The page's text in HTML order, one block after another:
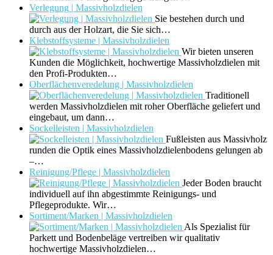
Verlegung | Massivholzdielen
Sie bestehen durch und
durch aus der Holzart, die Sie sich…
Klebstoffsysteme | Massivholzdielen
Wir bieten unseren
Kunden die Möglichkeit, hochwertige Massivholzdielen mit
den Profi-Produkten…
Oberflächenveredelung | Massivholzdielen
Traditionell
werden Massivholzdielen mit roher Oberfläche geliefert und
eingebaut, um dann…
Sockelleisten | Massivholzdielen
Fußleisten aus Massivholz
runden die Optik eines Massivholzdielenbodens gelungen ab
–…
Reinigung/Pflege | Massivholzdielen
Jeder Boden braucht
individuell auf ihn abgestimmte Reinigungs- und
Pflegeprodukte. Wir…
Sortiment/Marken | Massivholzdielen
Als Spezialist für
Parkett und Bodenbeläge vertreiben wir qualitativ
hochwertige Massivholzdielen…